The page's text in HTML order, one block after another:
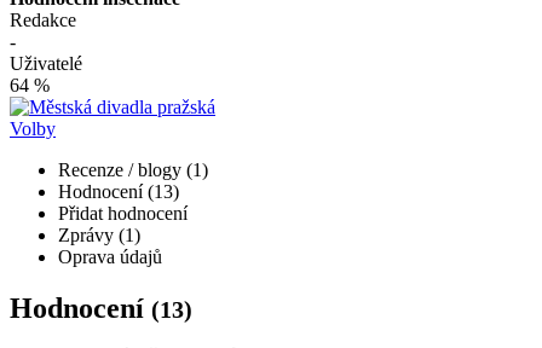
Redakce
-
Uživatelé
64 %
Volby
Recenze / blogy (1)
Hodnocení (13)
Přidat hodnocení
Zprávy (1)
Oprava údajů
Hodnocení (13)